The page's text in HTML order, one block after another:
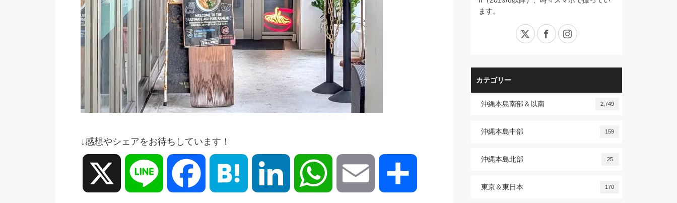
↓感想やシェアをお待ちしています！
Line Facebook Hatena LinkedIn WhatsApp Email
ます。
X FacebookInstagram
カテゴリー
沖縄本島南部＆以南 2,749
沖縄本島中部 159
沖縄本島北部 25
東京＆東日本 170